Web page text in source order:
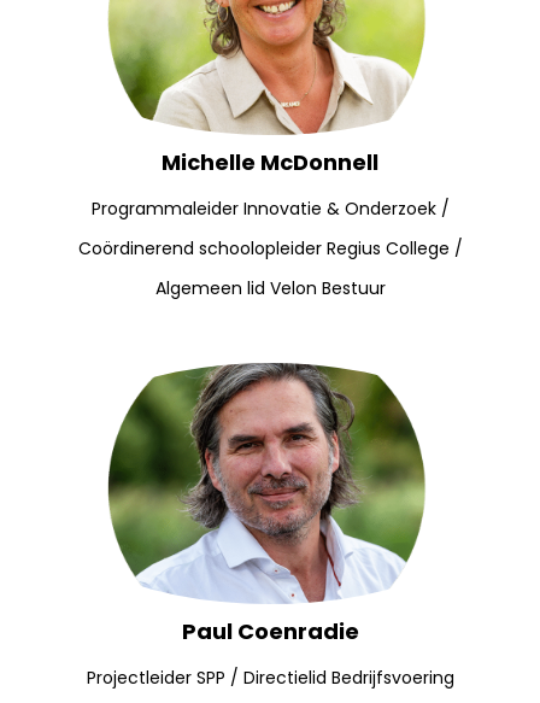
Michelle McDonnell
Programmaleider Innovatie & Onderzoek /
Coördinerend schoolopleider Regius College /
Algemeen lid Velon Bestuur
Paul Coenradie
Projectleider SPP / Directielid Bedrijfsvoering